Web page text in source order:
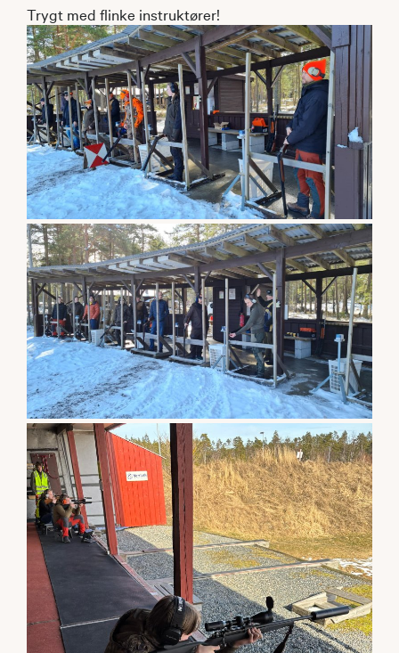
Trygt med flinke instruktører!